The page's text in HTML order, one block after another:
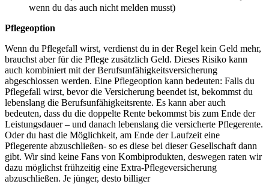
wenn du das auch nicht melden musst)
Pflegeoption
Wenn du Pflegefall wirst, verdienst du in der Regel kein Geld mehr,
brauchst aber für die Pflege zusätzlich Geld. Dieses Risiko kann
auch kombiniert mit der Berufsunfähigkeitsversicherung
abgeschlossen werden. Eine Pflegeoption kann bedeuten: Falls du
Pflegefall wirst, bevor die Versicherung beendet ist, bekommst du
lebenslang die Berufsunfähigkeitsrente. Es kann aber auch
bedeuten, dass du die doppelte Rente bekommst bis zum Ende der
Leistungsdauer – und danach lebenslang die versicherte Pflegerente.
Oder du hast die Möglichkeit, am Ende der Laufzeit eine
Pflegerente abzuschließen- so es diese bei dieser Gesellschaft dann
gibt. Wir sind keine Fans von Kombiprodukten, deswegen raten wir
dazu möglichst frühzeitig eine Extra-Pflegeversicherung
abzuschließen. Je jünger, desto billiger